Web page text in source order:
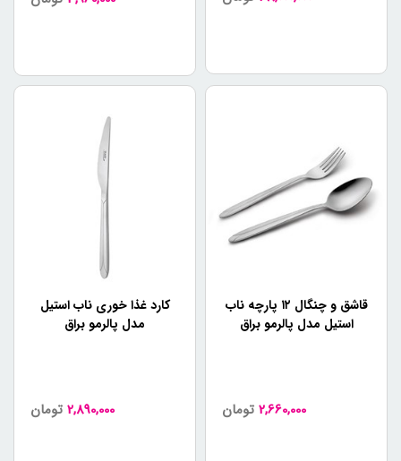
قاشق و چنگال ۱۲ پارچه ناب
استیل مدل پالرمو براق
2,660,000 تومان
کارد غذا خوری ناب استیل
مدل پالرمو براق
2,890,000 تومان